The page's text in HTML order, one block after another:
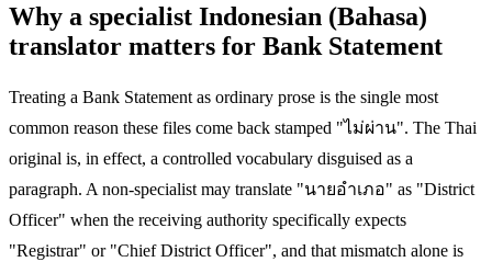
Why a specialist Indonesian (Bahasa)
translator matters for Bank Statement
Treating a Bank Statement as ordinary prose is the single most
common reason these files come back stamped "ไม่ผ่าน". The Thai
original is, in effect, a controlled vocabulary disguised as a
paragraph. A non-specialist may translate "นายอำเภอ" as "District
Officer" when the receiving authority specifically expects
"Registrar" or "Chief District Officer", and that mismatch alone is